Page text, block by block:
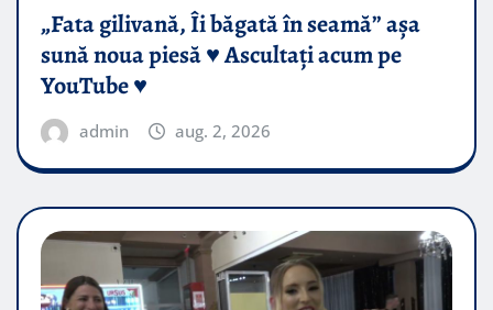
„Fata gilivană, Îi băgată în seamă” așa
sună noua piesă ♥️ Ascultați acum pe
YouTube ♥️
admin aug. 2, 2026